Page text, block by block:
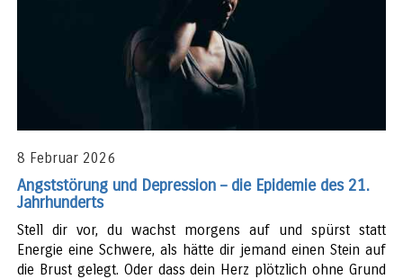
8 Februar 2026
Angststörung und Depression – die Epidemie des 21.
Jahrhunderts
Stell dir vor, du wachst morgens auf und spürst statt
Energie eine Schwere, als hätte dir jemand einen Stein auf
die Brust gelegt. Oder dass dein Herz plötzlich ohne Grund